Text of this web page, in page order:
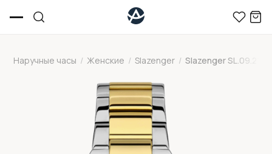
Наручные часы / Женские / Slazenger / Slazenger